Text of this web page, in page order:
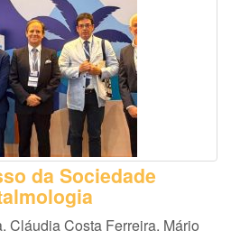
da Sociedade
Cláudia Costa Ferreira, Mário